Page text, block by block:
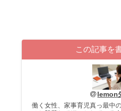
この記事を
lemon
働く女性、家事育児真っ最中